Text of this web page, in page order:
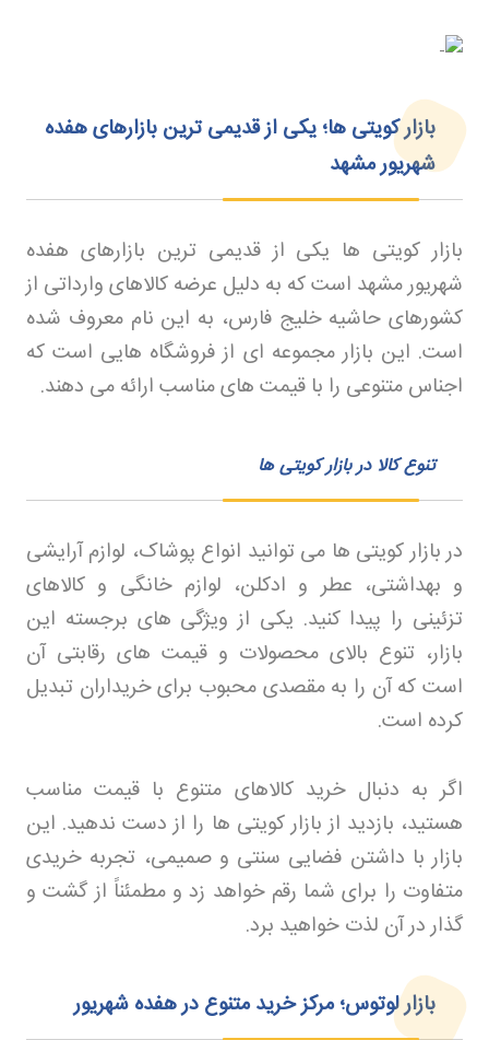
بازار کویتی‌ ها؛ یکی از قدیمی‌ ترین بازارهای هفده
شهریور مشهد
بازار کویتی ها یکی از قدیمی ترین بازارهای هفده
شهریور مشهد است که به دلیل عرضه کالاهای وارداتی از
کشورهای حاشیه خلیج فارس، به این نام معروف شده
است. این بازار مجموعه ای از فروشگاه هایی است که
اجناس متنوعی را با قیمت های مناسب ارائه می دهند.
تنوع کالا در بازار کویتی ها
در بازار کویتی ها می توانید انواع پوشاک، لوازم آرایشی
و بهداشتی، عطر و ادکلن، لوازم خانگی و کالاهای
تزئینی را پیدا کنید. یکی از ویژگی های برجسته این
بازار، تنوع بالای محصولات و قیمت های رقابتی آن
است که آن را به مقصدی محبوب برای خریداران تبدیل
کرده است.
اگر به دنبال خرید کالاهای متنوع با قیمت مناسب
هستید، بازدید از بازار کویتی ها را از دست ندهید. این
بازار با داشتن فضایی سنتی و صمیمی، تجربه خریدی
متفاوت را برای شما رقم خواهد زد و مطمئناً از گشت و
گذار در آن لذت خواهید برد.
بازار لوتوس؛ مرکز خرید متنوع در هفده شهریور